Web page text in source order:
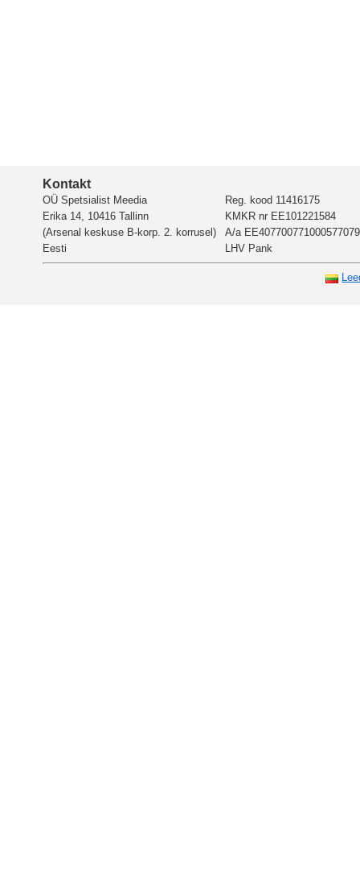
Kontakt
OÜ Spetsialist Meedia
Erika 14, 10416 Tallinn
(Arsenal keskuse B-korp. 2. korrusel)
Eesti
Reg. kood 11416175
KMKR nr EE101221584
A/a EE407700771000577079
LHV Pank